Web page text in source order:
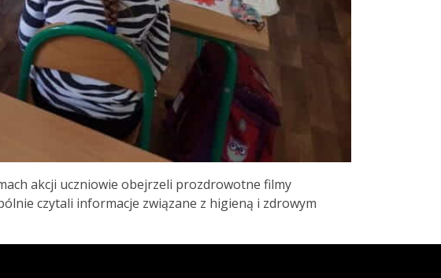
akcji uczniowie obejrzeli prozdrowotne filmy
czytali informacje związane z higieną i zdrowym